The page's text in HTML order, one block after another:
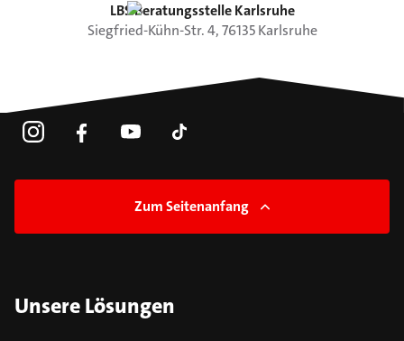
LBS Beratungsstelle Karlsruhe
Siegfried-Kühn-Str.4,76135 Karlsruhe
Zum Seitenanfang
Unsere Lösungen